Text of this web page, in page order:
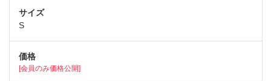
S
[会員のみ価格公開]